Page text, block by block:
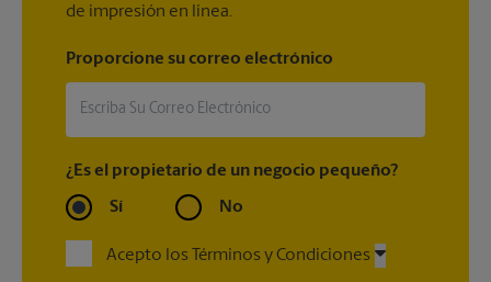
de impresión en línea.
Proporcione su correo electrónico
¿Es el propietario de un negocio pequeño?
Sí No
Acepto los Términos y Condiciones